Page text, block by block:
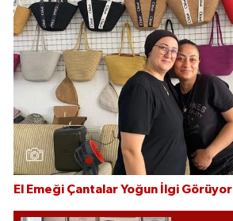
El Emeği Çantalar Yoğun İlgi Görüyor